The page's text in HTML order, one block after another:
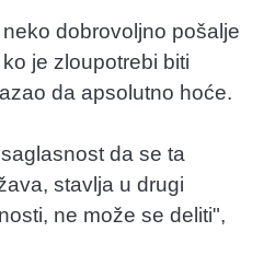
dobrovoljno pošalje
je zloupotrebi biti
da apsolutno hoće.
da se ta
stavlja u drugi
ne može se deliti",